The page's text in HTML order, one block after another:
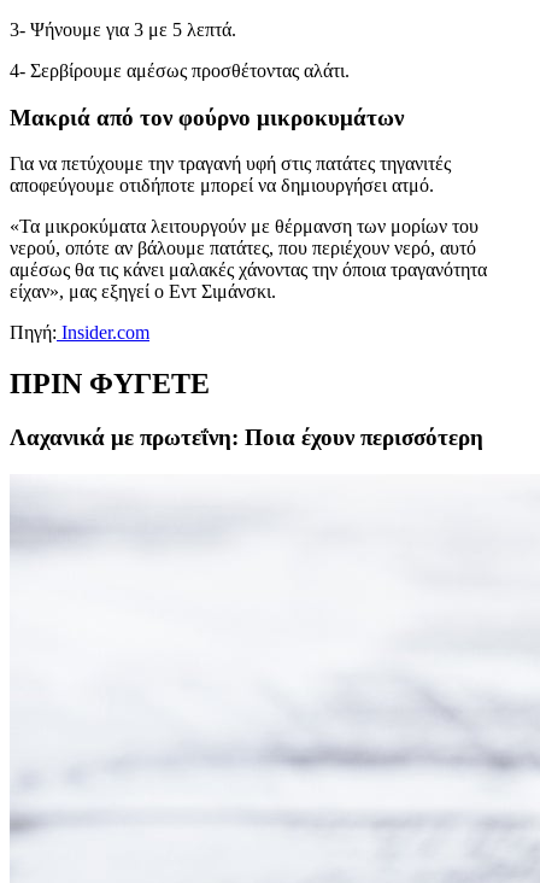
3- Ψήνουμε για 3 με 5 λεπτά.
4- Σερβίρουμε αμέσως προσθέτοντας αλάτι.
Μακριά από τον φούρνο μικροκυμάτων
Για να πετύχουμε την τραγανή υφή στις πατάτες τηγανιτές
αποφεύγουμε οτιδήποτε μπορεί να δημιουργήσει ατμό.
«Τα μικροκύματα λειτουργούν με θέρμανση των μορίων του
νερού, οπότε αν βάλουμε πατάτες, που περιέχουν νερό, αυτό
αμέσως θα τις κάνει μαλακές χάνοντας την όποια τραγανότητα
είχαν», μας εξηγεί ο Εντ Σιμάνσκι.
Πηγή: Insider.com
ΠΡΙΝ ΦΥΓΕΤΕ
Λαχανικά με πρωτεΐνη: Ποια έχουν περισσότερη